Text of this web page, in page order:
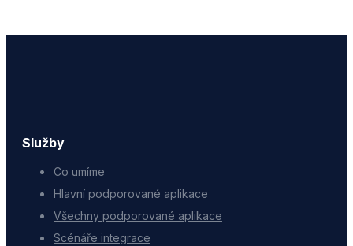
Služby
Co umíme
Hlavní podporované aplikace
Všechny podporované aplikace
Scénáře integrace